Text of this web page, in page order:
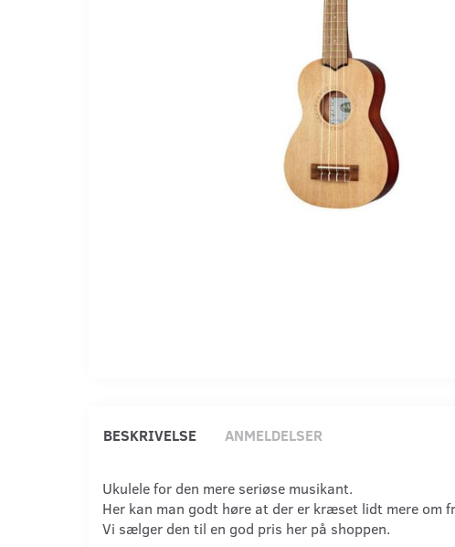
BESKRIVELSE ANMELDELSER
Ukulele for den mere seriøse musikant.
Her kan man godt høre at der er kræset lidt mere om
Vi sælger den til en god pris her på shoppen.